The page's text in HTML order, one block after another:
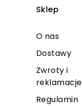
Sklep
O nas
Dostawy
Zwroty i
reklamacje
Regulamin